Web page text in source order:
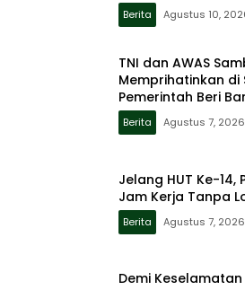
Berita Agustus 10,
TNI dan AWAS
Memprihatinkan di
Pemerintah Beri
Berita Agustus 7, 2026
Jelang HUT Ke-14,
Jam Kerja Tanpa
Berita Agustus 7, 2026
Demi